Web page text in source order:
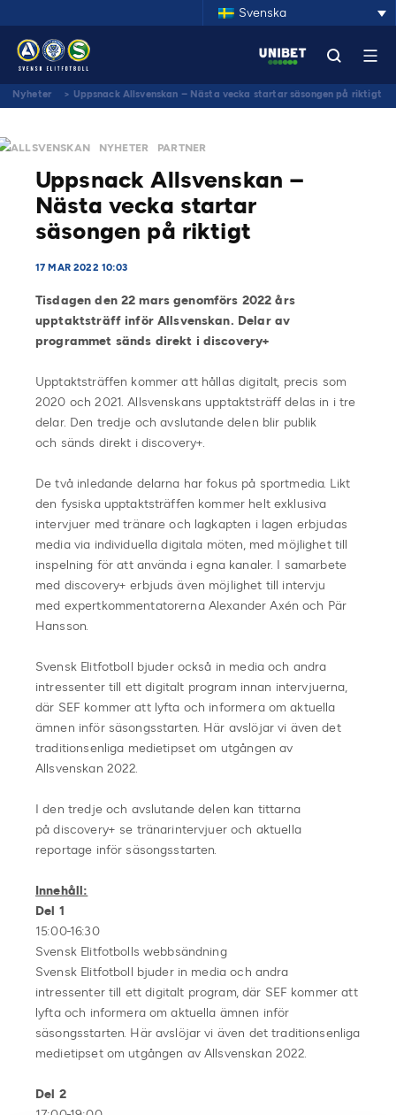
Svenska
Nyheter > Uppsnack Allsvenskan – Nästa vecka startar säsongen på riktigt
ALLSVENSKAN NYHETER PARTNER
Uppsnack Allsvenskan –
Nästa vecka startar
säsongen på riktigt
17 MAR 2022 10:03
Tisdagen den 22 mars genomförs 2022 års
upptaktsträff inför Allsvenskan. Delar av
programmet sänds direkt i discovery+
Upptaktsträffen kommer att hållas digitalt, precis som
2020 och 2021. Allsvenskans upptaktsträff delas in i tre
delar. Den tredje och avslutande delen blir publik
och sänds direkt i discovery+.
De två inledande delarna har fokus på sportmedia. Likt
den fysiska upptaktsträffen kommer helt exklusiva
intervjuer med tränare och lagkapten i lagen erbjudas
media via individuella digitala möten, med möjlighet till
inspelning för att använda i egna kanaler. I samarbete
med discovery+ erbjuds även möjlighet till intervju
med expertkommentatorerna Alexander Axén och Pär
Hansson.
Svensk Elitfotboll bjuder också in media och andra
intressenter till ett digitalt program innan intervjuerna,
där SEF kommer att lyfta och informera om aktuella
ämnen inför säsongsstarten. Här avslöjar vi även det
traditionsenliga medietipset om utgången av
Allsvenskan 2022.
I den tredje och avslutande delen kan tittarna
på discovery+ se tränarintervjuer och aktuella
reportage inför säsongsstarten.
Innehåll:
Del 1
15:00-16:30
Svensk Elitfotbolls webbsändning
Svensk Elitfotboll bjuder in media och andra
intressenter till ett digitalt program, där SEF kommer att
lyfta och informera om aktuella ämnen inför
säsongsstarten. Här avslöjar vi även det traditionsenliga
medietipset om utgången av Allsvenskan 2022.
Del 2